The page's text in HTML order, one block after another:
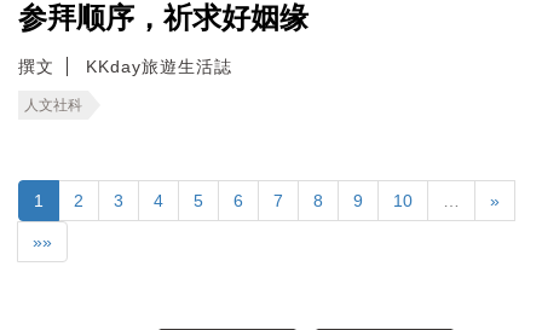
参拜顺序，祈求好姻缘
撰文 KKday旅遊生活誌
人文社科
1 2 3 4 5 6 7 8 9 10 »
»»